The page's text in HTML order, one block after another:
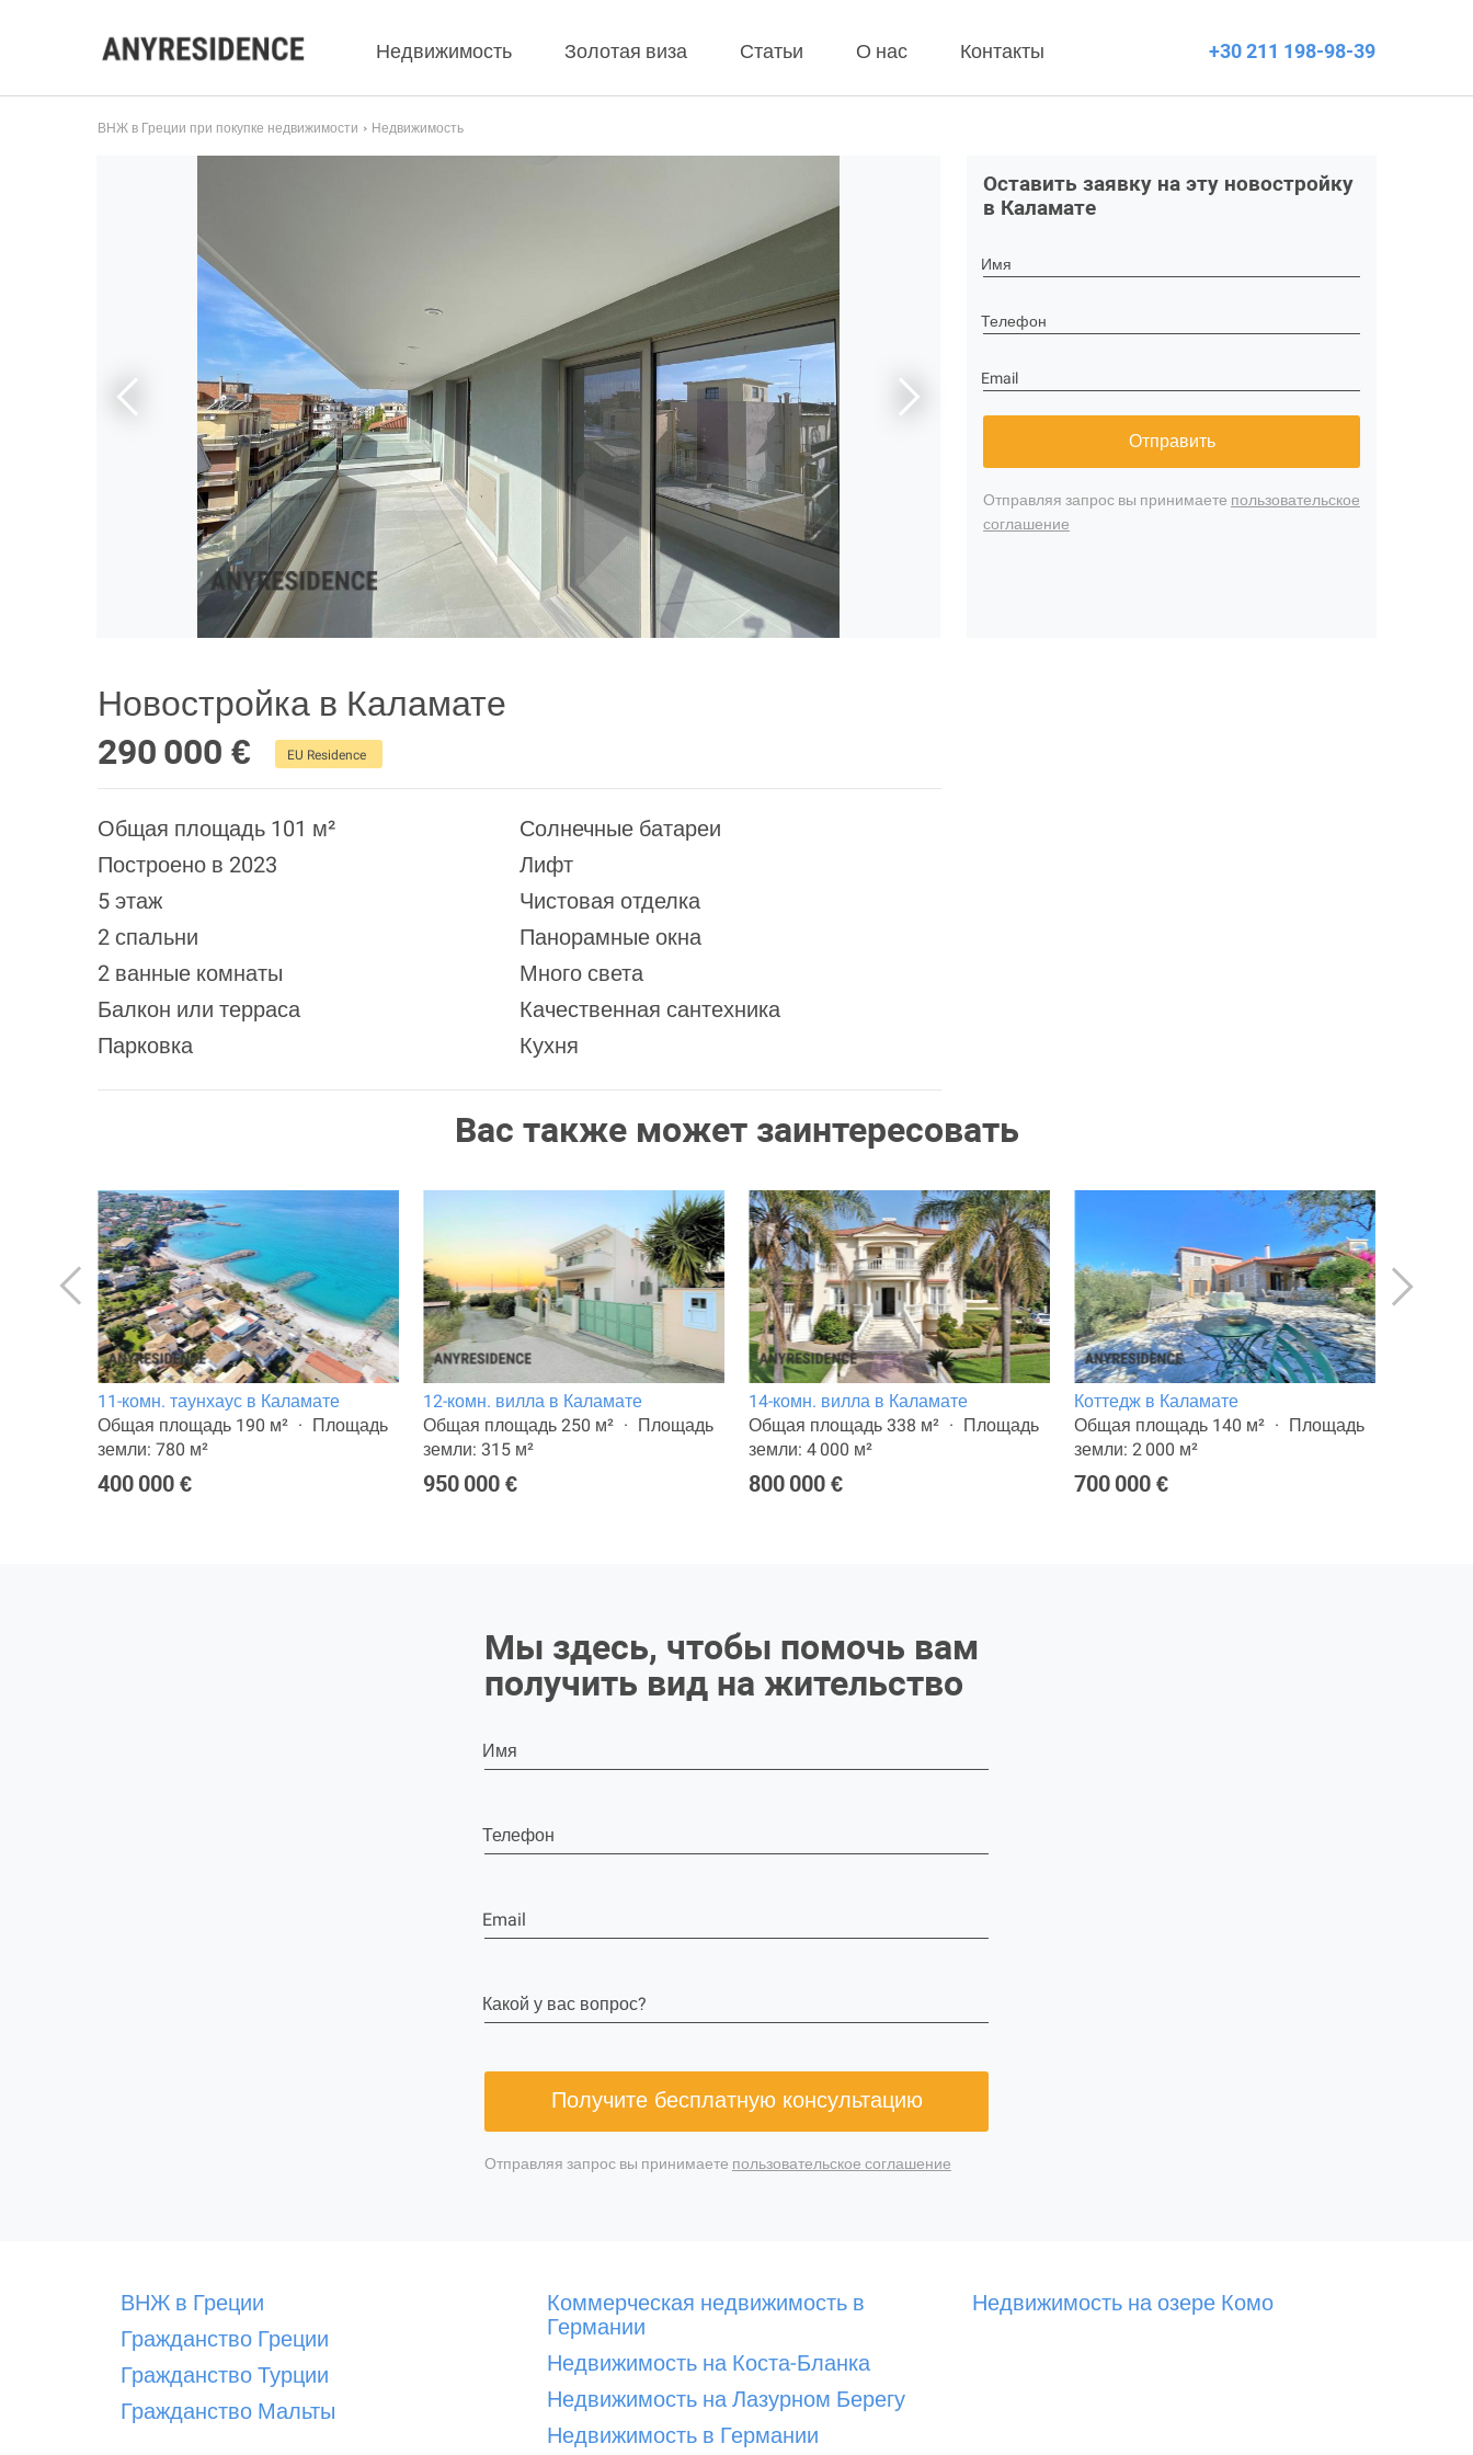
Недвижимость Золотая виза Статьи О нас Контакты +30 211 198-98-39
ВНЖ в Греции при покупке недвижимости Недвижимость
Оставить заявку на эту новостройку
в Каламате
Имя
Телефон
Email
Отправить
Отправляя запрос вы принимаете пользовательское
соглашение
Новостройка в Каламате
290 000 €
EU Residence
Общая площадь 101 м²
Построено в 2023
5 этаж
2 спальни
2 ванные комнаты
Балкон или терраса
Парковка
Солнечные батареи
Лифт
Чистовая отделка
Панорамные окна
Много света
Качественная сантехника
Кухня
Вас также может заинтересовать
11-комн. таунхаус в Каламате
Общая площадь 190 м²
Площадь
земли: 780 м²
400 000 €
12-комн. вилла в Каламате
Общая площадь 250 м²
Площадь
земли: 315 м²
950 000 €
14-комн. вилла в Каламате
Общая площадь 338 м²
Площадь
земли: 4 000 м²
800 000 €
Коттедж в Каламате
Общая площадь 140 м²
Площадь
земли: 2 000 м²
700 000 €
Мы здесь, чтобы помочь вам
получить вид на жительство
Имя
Телефон
Email
Какой у вас вопрос?
Получите бесплатную консультацию
Отправляя запрос вы принимаете пользовательское соглашение
ВНЖ в Греции
Гражданство Греции
Гражданство Турции
Гражданство Мальты
Коммерческая недвижимость в
Германии
Недвижимость на Коста-Бланка
Недвижимость на Лазурном Берегу
Недвижимость в Германии
Недвижимость на озере Комо